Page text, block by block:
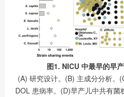
图1. NICU 中最早的早
(A) 研究设计。(B) 主成分分析。
DOL 患病率。(D)早产儿中共有